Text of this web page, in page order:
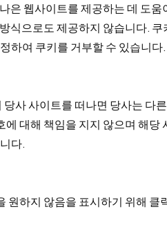
은 웹사이트를 제공하는 데 도
식으로도 제공하지 않습니다.
하여 쿠키를 거부할 수 있습니다
사 사이트를 떠나면 당사는 다
대해 책임을 지지 않으며 해당
다.
하지 않음을 표시하기 위해 클